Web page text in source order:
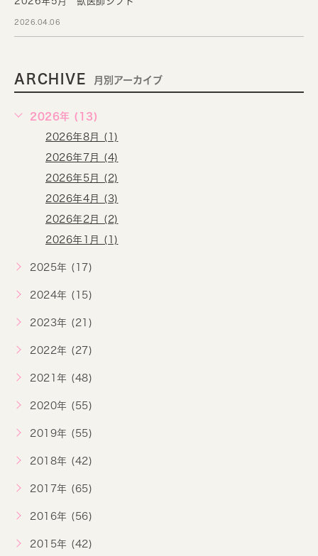
2026.04.06
ARCHIVE 月別アーカイブ
2026年 (13)
2026年8月 (1)
2026年7月 (4)
2026年5月 (2)
2026年4月 (3)
2026年2月 (2)
2026年1月 (1)
2025年 (17)
2024年 (15)
2023年 (21)
2022年 (27)
2021年 (48)
2020年 (55)
2019年 (55)
2018年 (42)
2017年 (65)
2016年 (56)
2015年 (42)